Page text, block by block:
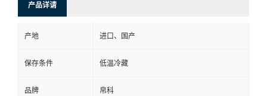
产品详请
产地 进口、国产
保存条件 低温冷藏
品牌 帛科